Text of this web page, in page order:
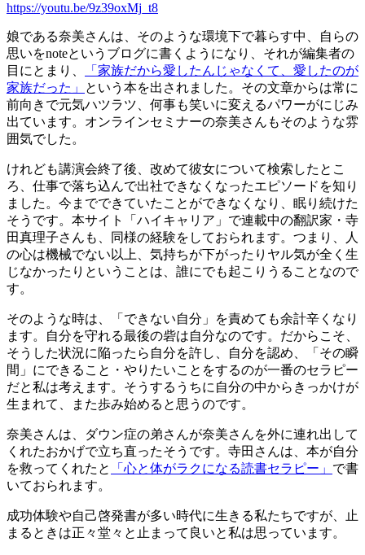
https://youtu.be/9z39oxMj_t8
娘である奈美さんは、そのような環境下で暮らす中、自らの
思いをnoteというブログに書くようになり、それが編集者の
目にとまり、
「家族だから愛したんじゃなくて、愛したのが
家族だった」
という本を出されました。その文章からは常に
前向きで元気ハツラツ、何事も笑いに変えるパワーがにじみ
出ています。オンラインセミナーの奈美さんもそのような雰
囲気でした。
けれども講演会終了後、改めて彼女について検索したとこ
ろ、仕事で落ち込んで出社できなくなったエピソードを知り
ました。今までできていたことができなくなり、眠り続けた
そうです。本サイト「ハイキャリア」で連載中の翻訳家・寺
田真理子さんも、同様の経験をしておられます。つまり、人
の心は機械でない以上、気持ちが下がったりヤル気が全く生
じなかったりということは、誰にでも起こりうることなので
す。
そのような時は、「できない自分」を責めても余計辛くなり
ます。自分を守れる最後の砦は自分なのです。だからこそ、
そうした状況に陥ったら自分を許し、自分を認め、「その瞬
間」にできること・やりたいことをするのが一番のセラピー
だと私は考えます。そうするうちに自分の中からきっかけが
生まれて、また歩み始めると思うのです。
奈美さんは、ダウン症の弟さんが奈美さんを外に連れ出して
くれたおかげで立ち直ったそうです。寺田さんは、本が自分
を救ってくれたと
「心と体がラクになる読書セラピー」 で書
いておられます。
成功体験や自己啓発書が多い時代に生きる私たちですが、止
まるときは正々堂々と止まって良いと私は思っています。